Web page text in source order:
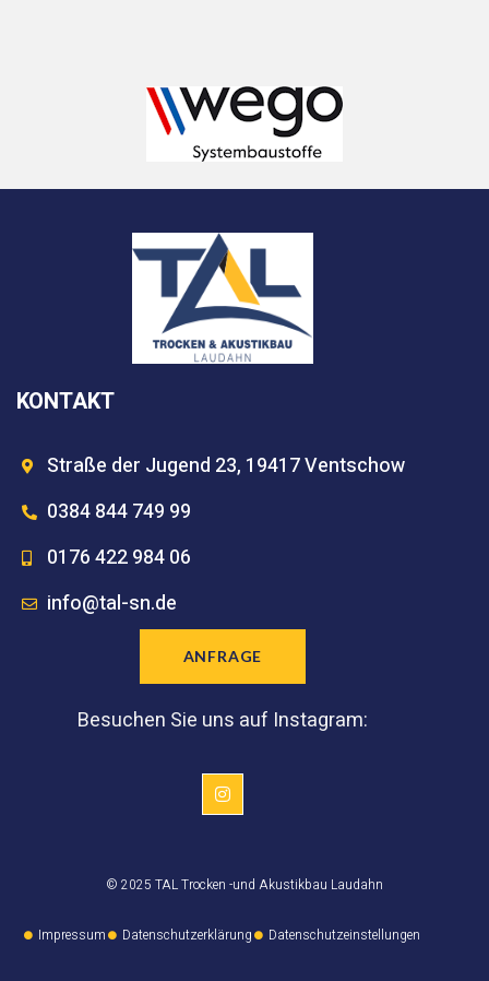
KONTAKT
Straße der Jugend 23, 19417 Ventschow
0384 844 749 99
0176 422 984 06
info@tal-sn.de
ANFRAGE
Besuchen Sie uns auf Instagram:
© 2025 TAL Trocken -und Akustikbau Laudahn
Impressum Datenschutzerklärung Datenschutzeinstellungen